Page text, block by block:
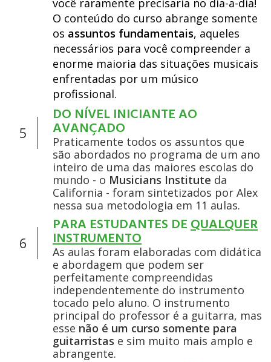
você raramente precisaria no dia-a-dia!
O conteúdo do curso abrange somente
os assuntos fundamentais, aqueles
necessários para você compreender a
enorme maioria das situações musicais
enfrentadas por um músico
profissional.
5
DO NÍVEL INICIANTE AO
AVANÇADO
Praticamente todos os assuntos que
são abordados no programa de um ano
inteiro de uma das maiores escolas do
mundo - o Musicians Institute da
California - foram sintetizados por Alex
nessa sua metodologia em 11 aulas.
6
PARA ESTUDANTES DEQUALQUER
INSTRUMENTO
As aulas foram elaboradas com didática
e abordagem que podem ser
perfeitamente compreendidas
independentemente do instrumento
tocado pelo aluno. O instrumento
principal do professor é a guitarra, mas
esse não é um curso somente para
guitarristas e sim muito mais amplo e
abrangente.